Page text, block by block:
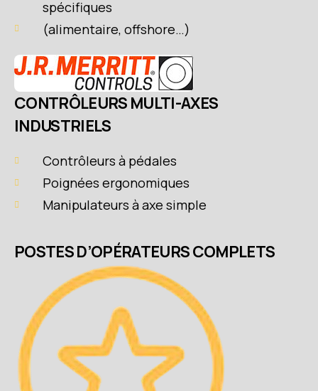
spécifiques
(alimentaire, offshore…)
CONTRÔLEURS MULTI-AXES
INDUSTRIELS
Contrôleurs à pédales
Poignées ergonomiques
Manipulateurs à axe simple
POSTES D’OPÉRATEURS COMPLETS